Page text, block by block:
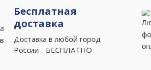
Бесплатная
доставка
Доставка в любой город
России - БЕСПЛАТНО